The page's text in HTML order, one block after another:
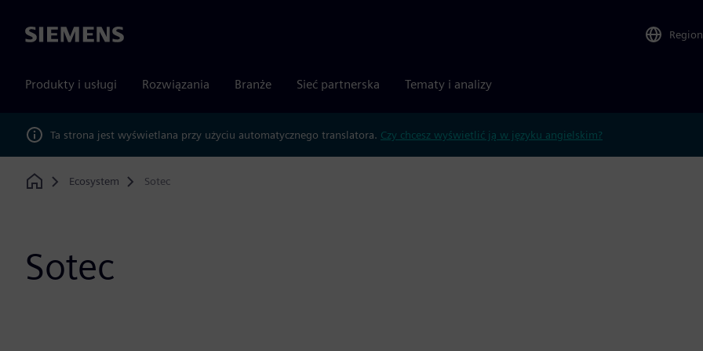
Siemens Region
Produkty i usługi Rozwiązania Branże Sieć partnerska Tematy i analizy
Ta strona jest wyświetlana przy użyciu automatycznego translatora. Czy chcesz wyświetlić ją w języku angielskim?
Home
Ecosystem Sotec
Sotec